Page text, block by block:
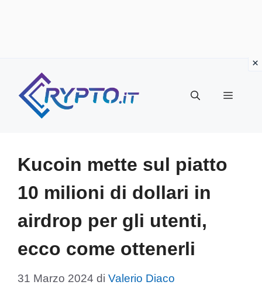
contenuto
Menu
Kucoin mette sul piatto
10 milioni di dollari in
airdrop per gli utenti,
ecco come ottenerli
31 Marzo 2024 di Valerio Diaco